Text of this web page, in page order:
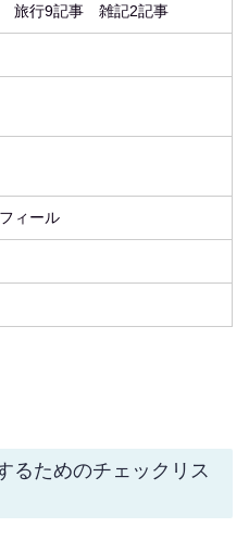
旅行9記事 雑記2記事
ィール
るためのチェックリス